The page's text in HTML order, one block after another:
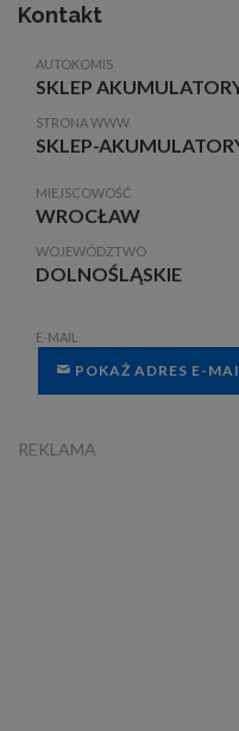
Kontakt
AUTOKOMIS
SKLEP
STRONA WWW
SKLEP-
MIEJSCOWOŚĆ
WROCŁAW
WOJEWÓDZTWO
DOLNOŚLĄSKIE
E-MAIL
POKAŻ ADRES E-
REKLAMA